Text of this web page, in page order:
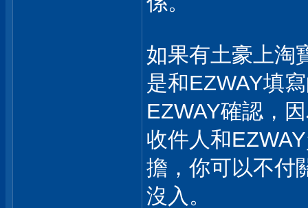
如果有土豪上淘
是和EZWAY填
EZWAY確認，
收件人和
擔，你可以不付
沒入。